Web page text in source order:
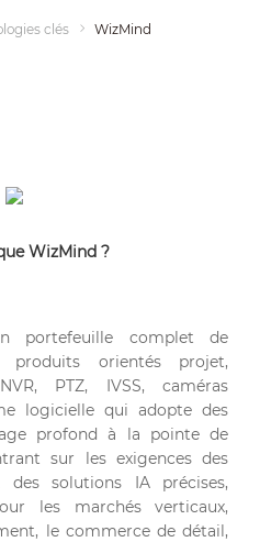
clés WizMind
WizMind ?
portefeuille complet de
produits orientés projet,
PTZ, IVSS, caméras
logicielle qui adopte des
profond à la pointe de
sur les exigences des
solutions IA précises,
les marchés verticaux,
le commerce de détail,